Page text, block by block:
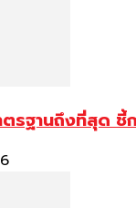
ตรฐานถึงที่สุด